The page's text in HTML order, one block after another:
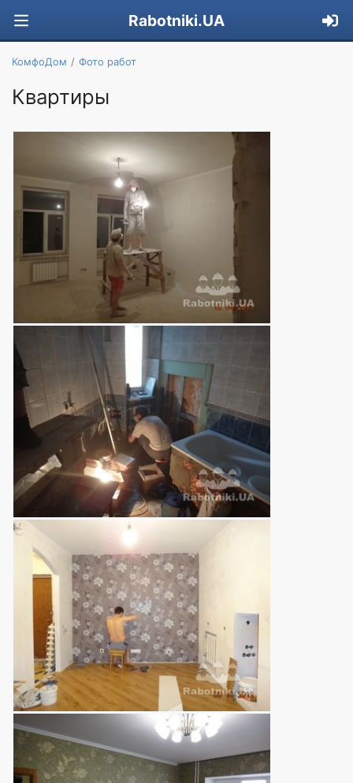
Rabotniki.UA
КомфоДом Фото работ
Квартиры